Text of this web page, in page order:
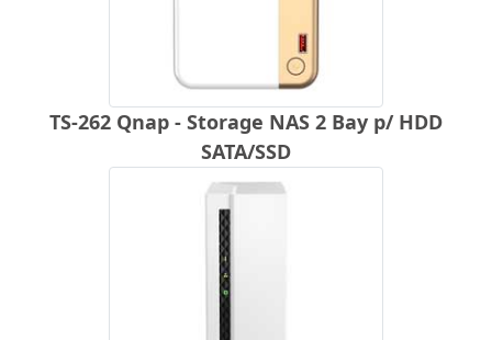
TS-262 Qnap - Storage NAS 2 Bay p/ HDD
SATA/SSD